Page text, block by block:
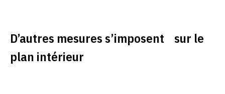
D’autres mesures s’imposent sur le
plan intérieur